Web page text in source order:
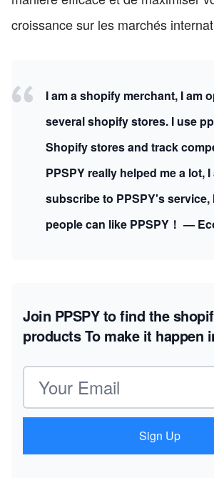
croissance sur les marchés
I am a shopify merchant, I am
several shopify stores. I use
Shopify stores and track
PPSPY really helped me a lot, I
subscribe to PPSPY's service,
people can like PPSPY！ —
Join PPSPY to find the
productsTo make it happen
Email address
Sign Up